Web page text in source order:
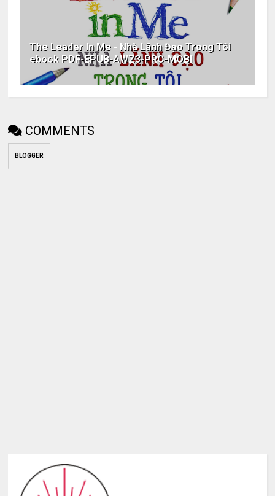
The Leader In Me - Nhà Lãnh Đạo Trong Tôi
ebook PDF-EPUB-AWZ3-PRC-MOBI
COMMENTS
BLOGGER